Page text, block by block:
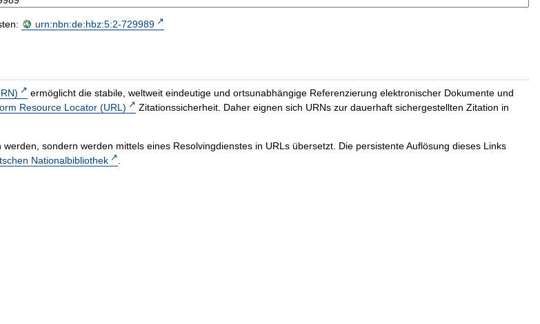
urn:nbn:de:hbz:5:2-729989
ermöglicht die stabile, weltweit eindeutige und ortsunabhängige Referenzierung elektronischer Dokumente und
Resource Locator (URL)
Zitationssicherheit. Daher eignen sich URNs zur dauerhaft sichergestellten Zitation in
sondern werden mittels eines Resolvingdienstes in URLs übersetzt. Die persistente Auflösung dieses Links
Nationalbibliothek .